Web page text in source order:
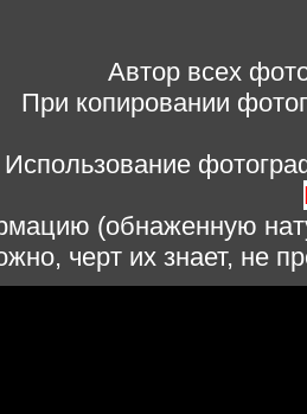
Автор всех
При копировании
Использование
(обнаженную
черт их знает, не